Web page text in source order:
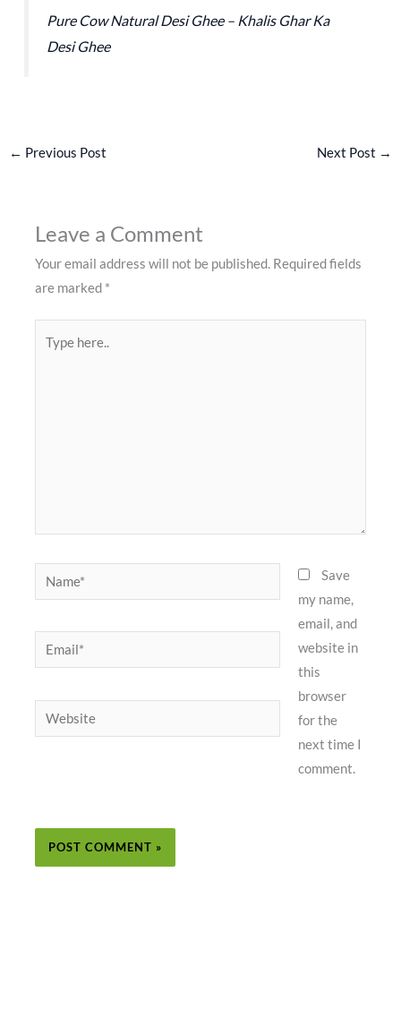
Pure Cow Natural Desi Ghee – Khalis Ghar Ka
Desi Ghee
← Previous Post Next Post →
Leave a Comment
Your email address will not be published. Required fields
are marked *
here..
Name*
Email*
Website
Save
my name,
email, and
website in
this
browser
for the
next time I
comment.